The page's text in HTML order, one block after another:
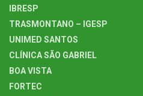
IBRESP
TRASMONTANO – IGESP
UNIMED SANTOS
CLÍNICA SÃO GABRIEL
BOA VISTA
FORTEC